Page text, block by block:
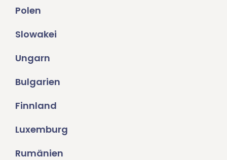
Polen
Slowakei
Ungarn
Bulgarien
Finnland
Luxemburg
Rumänien